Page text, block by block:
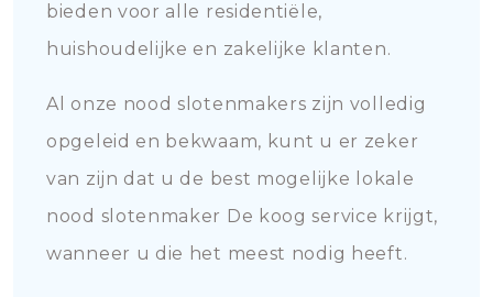
bieden voor alle residentiële,
huishoudelijke en zakelijke klanten.
Al onze nood slotenmakers zijn volledig
opgeleid en bekwaam, kunt u er zeker
van zijn dat u de best mogelijke lokale
nood slotenmaker De koog service krijgt,
wanneer u die het meest nodig heeft.